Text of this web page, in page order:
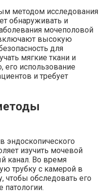
методом исследования
обнаруживать и
мочеполовой
высокую
для
мягкие ткани и
его использование
и требует
эндоскопического
изучить мочевой
канал. Во время
трубку с камерой в
чтобы обследовать его